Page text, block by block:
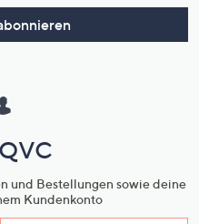
und Bestellungen sowie deine
Kundenkonto